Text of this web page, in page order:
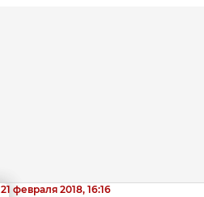
21 февраля 2018, 16:16